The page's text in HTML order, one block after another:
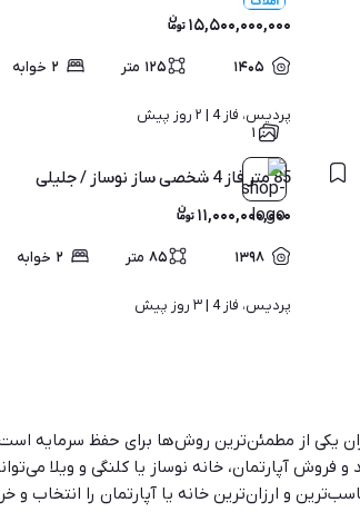
۱۵,۵۰۰,۰۰۰,۰۰۰
۱۴۰۵ ۱۲۵ متر ۲ خوابه
پردیس، فاز 4 | ۲ روز پیش
۱
85 متر فاز 4 شخصی ساز نوساز / جلیلی
۱۱,۰۰۰,۰۰۰,۰۰۰
۱۳۹۸ ۸۵ متر ۲ خوابه
پردیس، فاز 4 | ۳ روز پیش
یکی از مطمئن‌ترین روش‌ها برای حفظ
فروش آپارتمان، خانه نوساز یا کلنگی و ویلا
و ارزان‌ترین خانه یا آپارتمان را انتخاب